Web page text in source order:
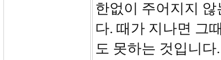
한없이 주어지지
다. 때가 지나면 그
도 못하는 것입니